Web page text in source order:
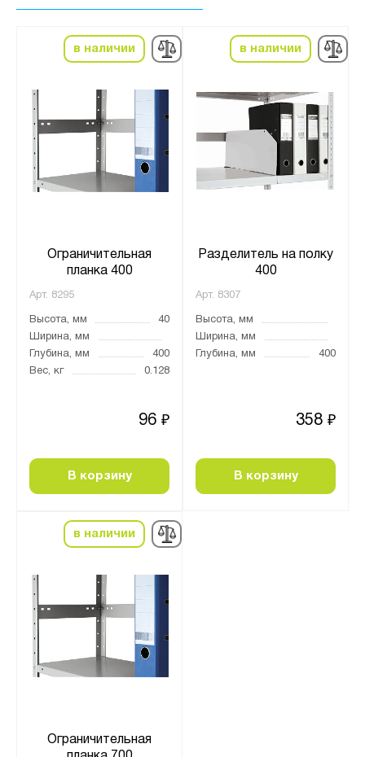
в наличии
Ограничительная
планка 400
Арт. 8295
Высота, мм
40
Ширина, мм
Глубина, мм
400
Вес, кг
0.128
96 ₽
В корзину
в наличии
Разделитель на полку
400
Арт. 8307
Высота, мм
Ширина, мм
Глубина, мм
400
358 ₽
В корзину
в наличии
Ограничительная